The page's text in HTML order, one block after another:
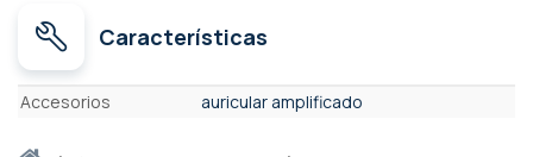
Características
Características
Accesorios auricular amplificado